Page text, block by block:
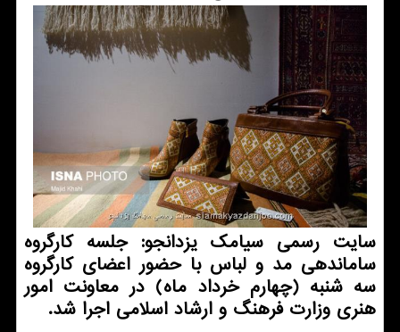
سایت رسمی سیامک یزدانجو: جلسه کارگروه
ساماندهی مد و لباس با حضور اعضای کارگروه
سه شنبه (چهارم خرداد ماه) در معاونت امور
هنری وزارت فرهنگ و ارشاد اسلامی اجرا شد.